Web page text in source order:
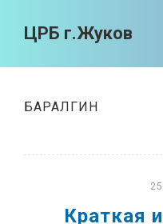
ЦРБ г.Жуков
БАРАЛГИН
Краткая